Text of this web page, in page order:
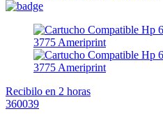
Recibilo en 2 horas
360039